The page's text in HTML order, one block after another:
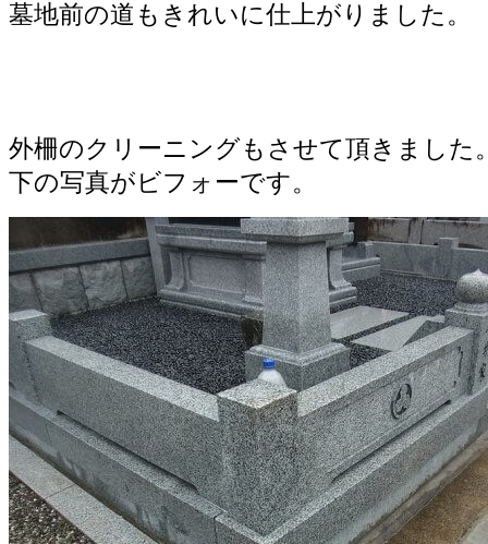
墓地前の道もきれいに仕上がりました。
外柵のクリーニングもさせて頂きました
下の写真がビフォーです。